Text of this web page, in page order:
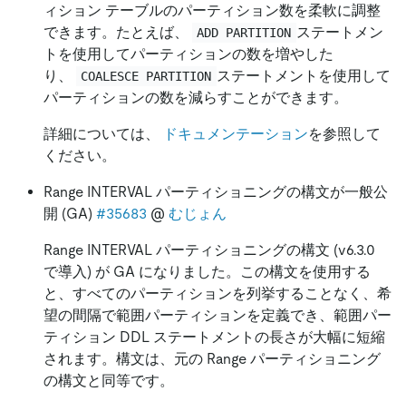
ィション テーブルのパーティション数を柔軟に調整
できます。たとえば、
ADD PARTITION ステートメン
トを使用してパーティションの数を増やした
り、
COALESCE PARTITION ステートメントを使用して
パーティションの数を減らすことができます。
詳細については、 ドキュメンテーションを参照して
ください。
Range INTERVAL パーティショニングの構文が一般公
開 (GA) #35683 @ むじょん
Range INTERVAL パーティショニングの構文 (v6.3.0
で導入) が GA になりました。この構文を使用する
と、すべてのパーティションを列挙することなく、希
望の間隔で範囲パーティションを定義でき、範囲パー
ティション DDL ステートメントの長さが大幅に短縮
されます。構文は、元の Range パーティショニング
の構文と同等です。